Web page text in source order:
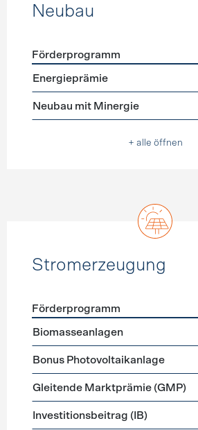
Neubau
Förderprogramme
Förderprogramm
Energieprämie
Neubau mit Minergie
+ alle öffnen
Stromerzeugung
Förderprogramme
Förderprogramm
Biomasseanlagen
Bonus Photovoltaikanlage
Gleitende Marktprämie (GMP)
Investitionsbeitrag (IB)